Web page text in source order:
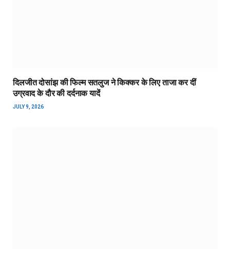
दिलजीत दोसांझ की फिल्म सतलुज ने किक्कर के लिए ताजा कर दीं
उग्रवाद के दौर की दर्दनाक यादें
JULY 9, 2026